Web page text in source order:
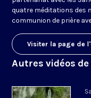
quatre méditations des
communion de prière
Visiter la page de
Autres vidéos